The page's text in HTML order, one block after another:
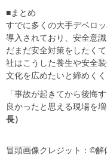
■まとめ
すでに多くの大手デベロ
導入されており、安全意
だまだ安全対策をしたく
社はこうした養生や安全
文化を広めたいと締めくく
「事故が起きてから後悔
良かったと思える現場を
長）
冒頭画像クレジット：©解